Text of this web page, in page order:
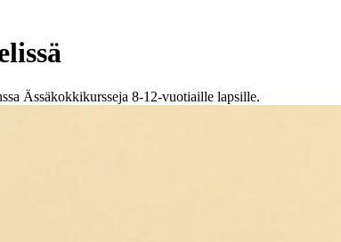
Ässäkokkikursseja 8-12-vuotiaille lapsille.